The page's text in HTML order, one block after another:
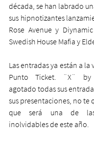
década, se han labrado
sus hipnotizantes
Rose Avenue y
Swedish House Mafia y
Las entradas ya están a la
Punto Ticket. ¨X¨ by
agotado todas sus
sus presentaciones, no te
que será una de
inolvidables de este año.